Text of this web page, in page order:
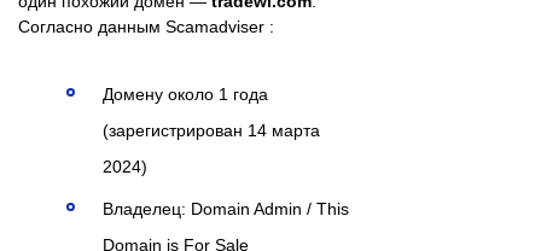
Согласно данным Scamadviser :
Домену около 1 года
(зарегистрирован 14 марта
2024)
Владелец: Domain Admin / This
Domain is For Sale